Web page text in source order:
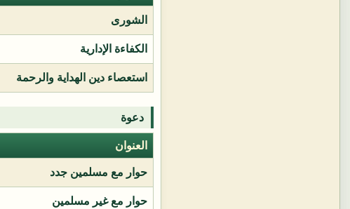
الشورى
الكفاءة الإدارية
استعصاء دين الهداية والرحمة
دعوة
العنوان
حوار مع مسلمين جدد
حوار مع غير مسلمين